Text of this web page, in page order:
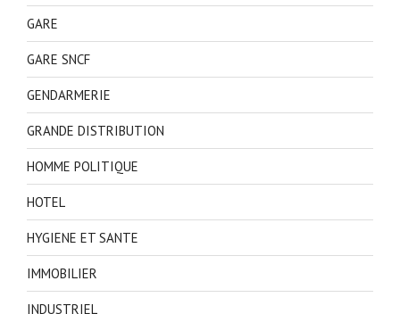
GARE
GARE SNCF
GENDARMERIE
GRANDE DISTRIBUTION
HOMME POLITIQUE
HOTEL
HYGIENE ET SANTE
IMMOBILIER
INDUSTRIEL